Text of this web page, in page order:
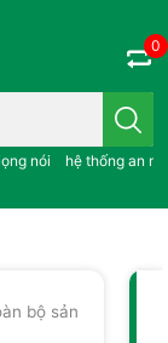
đa vùng ; điều
nói hệ thống an
0
bộ sản